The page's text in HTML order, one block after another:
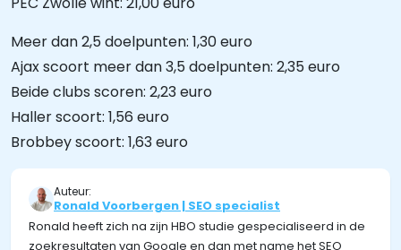
Meer dan 2,5 doelpunten: 1,30 euro
Ajax scoort meer dan 3,5 doelpunten: 2,35 euro
Beide clubs scoren: 2,23 euro
Haller scoort: 1,56 euro
Brobbey scoort: 1,63 euro
Auteur:
Ronald Voorbergen | SEO specialist
Ronald heeft zich na zijn HBO studie gespecialiseerd in de
zoekresultaten van Google en dan met name het SEO